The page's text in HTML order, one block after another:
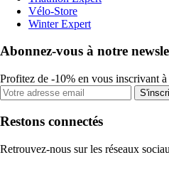
Vélo-Store
Winter Expert
Abonnez-vous à notre
Profitez de -10% en vous inscrivant
Restons connectés
Retrouvez-nous sur les réseaux